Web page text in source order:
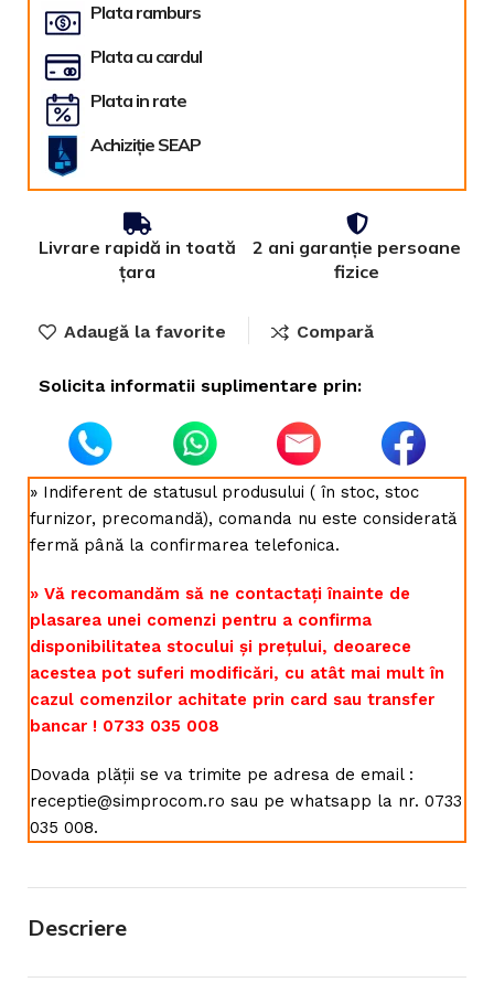
Plata ramburs
Plata cu cardul
Plata in rate
Achiziție SEAP
Livrare rapidă in toată
țara
2 ani garanție persoane
fizice
Adaugă la favorite Compară
Solicita informatii suplimentare prin:
» Indiferent de statusul produsului ( în stoc, stoc
furnizor, precomandă), comanda nu este considerată
fermă până la confirmarea telefonica.
» Vă recomandăm să ne contactați înainte de
plasarea unei comenzi pentru a confirma
disponibilitatea stocului și prețului, deoarece
acestea pot suferi modificări, cu atât mai mult în
cazul comenzilor achitate prin card sau transfer
bancar ! 0733 035 008
Dovada plății se va trimite pe adresa de email :
receptie@simprocom.ro sau pe whatsapp la nr. 0733
035 008.
Descriere